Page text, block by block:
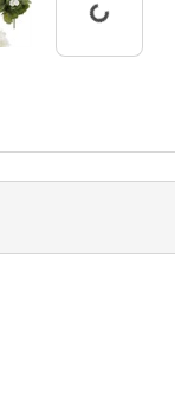
Working...